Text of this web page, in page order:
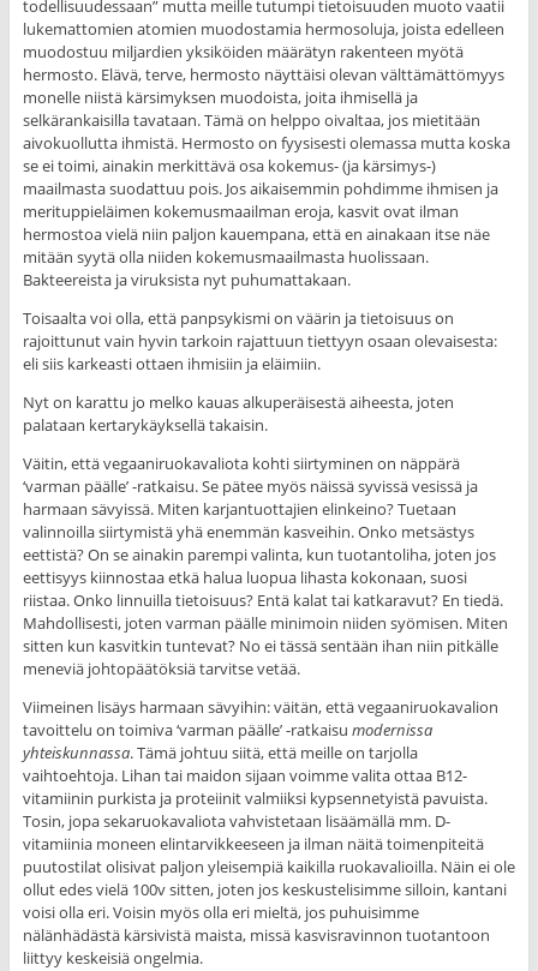
todellisuudessaan” mutta meille tutumpi tietoisuuden muoto vaatii
lukemattomien atomien muodostamia hermosoluja, joista edelleen
muodostuu miljardien yksiköiden määrätyn rakenteen myötä
hermosto. Elävä, terve, hermosto näyttäisi olevan välttämättömyys
monelle niistä kärsimyksen muodoista, joita ihmisellä ja
selkärankaisilla tavataan. Tämä on helppo oivaltaa, jos mietitään
aivokuollutta ihmistä. Hermosto on fyysisesti olemassa mutta koska
se ei toimi, ainakin merkittävä osa kokemus- (ja kärsimys-)
maailmasta suodattuu pois. Jos aikaisemmin pohdimme ihmisen ja
merituppieläimen kokemusmaailman eroja, kasvit ovat ilman
hermostoa vielä niin paljon kauempana, että en ainakaan itse näe
mitään syytä olla niiden kokemusmaailmasta huolissaan.
Bakteereista ja viruksista nyt puhumattakaan.
Toisaalta voi olla, että panpsykismi on väärin ja tietoisuus on
rajoittunut vain hyvin tarkoin rajattuun tiettyyn osaan olevaisesta:
eli siis karkeasti ottaen ihmisiin ja eläimiin.
Nyt on karattu jo melko kauas alkuperäisestä aiheesta, joten
palataan kertarykäyksellä takaisin.
Väitin, että vegaaniruokavaliota kohti siirtyminen on näppärä
‘varman päälle’ -ratkaisu. Se pätee myös näissä syvissä vesissä ja
harmaan sävyissä. Miten karjantuottajien elinkeino? Tuetaan
valinnoilla siirtymistä yhä enemmän kasveihin. Onko metsästys
eettistä? On se ainakin parempi valinta, kun tuotantoliha, joten jos
eettisyys kiinnostaa etkä halua luopua lihasta kokonaan, suosi
riistaa. Onko linnuilla tietoisuus? Entä kalat tai katkaravut? En tiedä.
Mahdollisesti, joten varman päälle minimoin niiden syömisen. Miten
sitten kun kasvitkin tuntevat? No ei tässä sentään ihan niin pitkälle
meneviä johtopäätöksiä tarvitse vetää.
Viimeinen lisäys harmaan sävyihin: väitän, että vegaaniruokavalion
tavoittelu on toimiva ‘varman päälle’ -ratkaisu modernissa
yhteiskunnassa. Tämä johtuu siitä, että meille on tarjolla
vaihtoehtoja. Lihan tai maidon sijaan voimme valita ottaa B12-
vitamiinin purkista ja proteiinit valmiiksi kypsennetyistä pavuista.
Tosin, jopa sekaruokavaliota vahvistetaan lisäämällä mm. D-
vitamiinia moneen elintarvikkeeseen ja ilman näitä toimenpiteitä
puutostilat olisivat paljon yleisempiä kaikilla ruokavalioilla. Näin ei ole
ollut edes vielä 100v sitten, joten jos keskustelisimme silloin, kantani
voisi olla eri. Voisin myös olla eri mieltä, jos puhuisimme
nälänhädästä kärsivistä maista, missä kasvisravinnon tuotantoon
liittyy keskeisiä ongelmia.